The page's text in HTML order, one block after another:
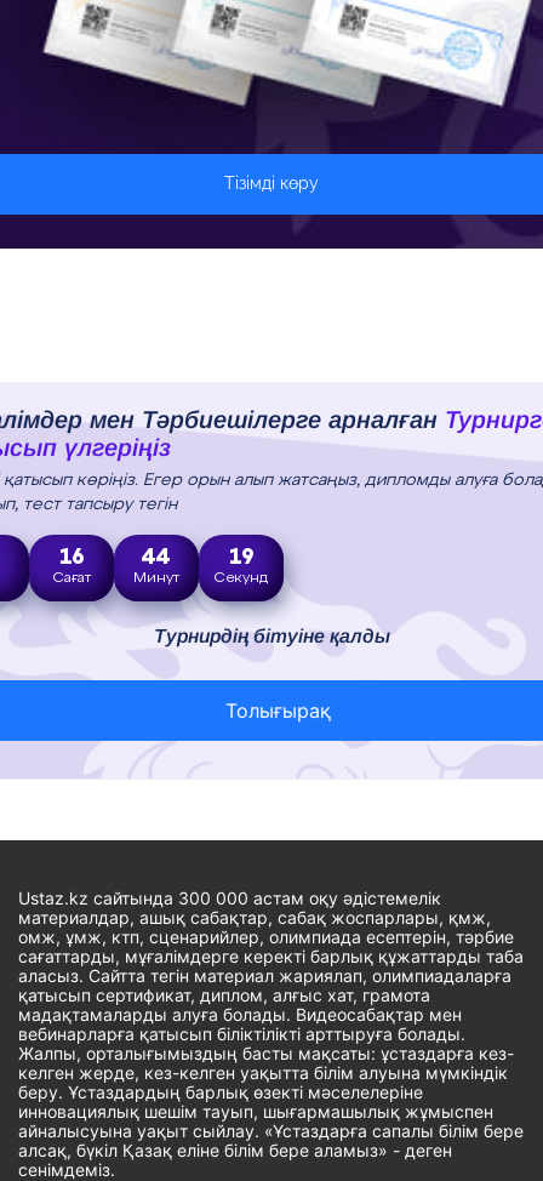
Тізімді көру
мен Тәрбиешілерге арналған
үлгеріңіз
қатысып көріңіз. Егер орын алып жатсаңыз, дипломды алуға
тест тапсыру тегін
16
Сағат
44
Минут
18
Секунд
Турнирдің бітуіне қалды
Толығырақ
Ustaz.kz сайтында 300 000 астам оқу әдістемелік
материалдар, ашық сабақтар, сабақ жоспарлары, қмж,
омж, ұмж, ктп, сценарийлер, олимпиада есептерін, тәрбие
сағаттарды, мұғалімдерге керекті барлық құжаттарды таба
аласыз. Сайтта тегін материал жариялап, олимпиадаларға
қатысып сертификат, диплом, алғыс хат, грамота
мадақтамаларды алуға болады. Видеосабақтар мен
вебинарларға қатысып біліктілікті арттыруға болады.
Жалпы, орталығымыздың басты мақсаты: ұстаздарға кез-
келген жерде, кез-келген уақытта білім алуына мүмкіндік
беру. Ұстаздардың барлық өзекті мәселелеріне
инновациялық шешім тауып, шығармашылық жұмыспен
айналысуына уақыт сыйлау. «Ұстаздарға сапалы білім бере
алсақ, бүкіл Қазақ еліне білім бере аламыз» - деген
сенімдеміз.